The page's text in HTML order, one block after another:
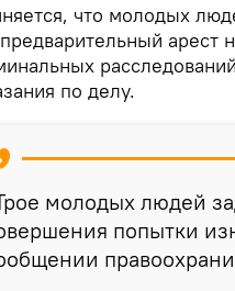
что молодых
арест
по делу.
молодых людей
попытки